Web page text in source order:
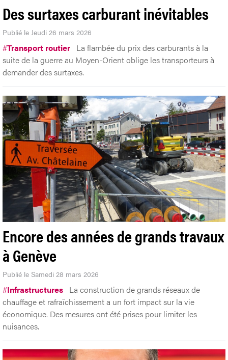
Des surtaxes carburant inévitables
Publié le Jeudi 26 mars 2026
#Transport routier La flambée du prix des carburants à la
suite de la guerre au Moyen-Orient oblige les transporteurs à
demander des surtaxes.
Encore des années de grands travaux
à Genève
Publié le Samedi 28 mars 2026
#Infrastructures La construction de grands réseaux de
chauffage et rafraîchissement a un fort impact sur la vie
économique. Des mesures ont été prises pour limiter les
nuisances.